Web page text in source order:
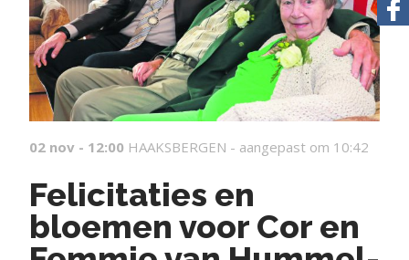
02 nov - 12:00 HAAKSBERGEN - aangepast om 10:42
Felicitaties en
bloemen voor Cor en